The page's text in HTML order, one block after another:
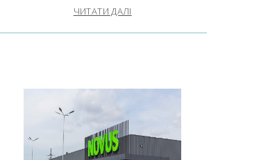
ЧИТАТИ ДАЛІ